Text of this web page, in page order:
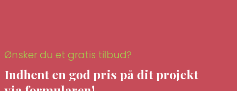
Ønsker du et gratis tilbud?
Indhent en god pris på dit projekt